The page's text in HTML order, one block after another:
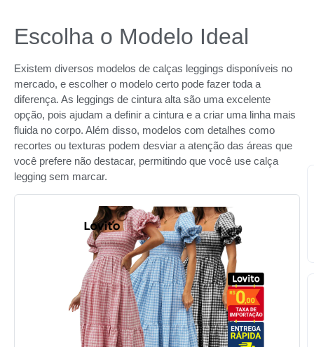
Escolha o Modelo Ideal
Existem diversos modelos de calças leggings disponíveis no
mercado, e escolher o modelo certo pode fazer toda a
diferença. As leggings de cintura alta são uma excelente
opção, pois ajudam a definir a cintura e a criar uma linha mais
fluida no corpo. Além disso, modelos com detalhes como
recortes ou texturas podem desviar a atenção das áreas que
você prefere não destacar, permitindo que você use calça
legging sem marcar.